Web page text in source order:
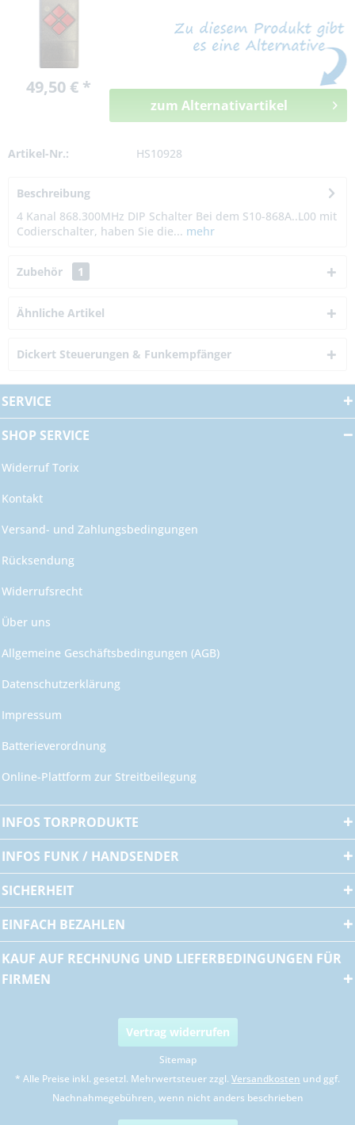
49,50 € *
zum Alternativartikel
Artikel-Nr.: HS10928
Beschreibung
4 Kanal 868.300MHz DIP Schalter Bei dem S10-868A..L00 mit
Codierschalter, haben Sie die... mehr
Zubehör 1
Ähnliche Artikel
Dickert Steuerungen & Funkempfänger
SERVICE
SHOP SERVICE
Widerruf Torix
Kontakt
Versand- und Zahlungsbedingungen
Rücksendung
Widerrufsrecht
Über uns
Allgemeine Geschäftsbedingungen (AGB)
Datenschutzerklärung
Impressum
Batterieverordnung
Online-Plattform zur Streitbeilegung
INFOS TORPRODUKTE
INFOS FUNK / HANDSENDER
SICHERHEIT
EINFACH BEZAHLEN
KAUF AUF RECHNUNG UND LIEFERBEDINGUNGEN FÜR
FIRMEN
Vertrag widerrufen
Sitemap
* Alle Preise inkl. gesetzl. Mehrwertsteuer zzgl. Versandkosten und ggf.
Nachnahmegebühren, wenn nicht anders beschrieben